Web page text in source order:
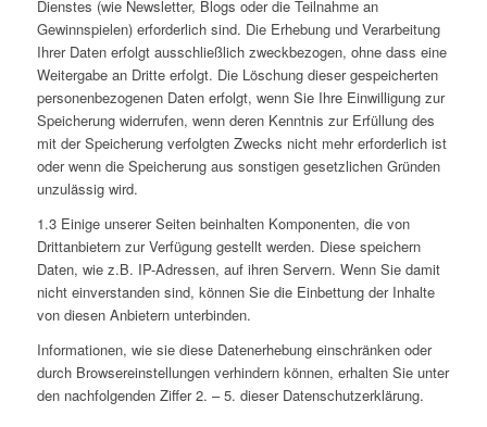
Dienstes (wie Newsletter, Blogs oder die Teilnahme an
Gewinnspielen) erforderlich sind. Die Erhebung und Verarbeitung
Ihrer Daten erfolgt ausschließlich zweckbezogen, ohne dass eine
Weitergabe an Dritte erfolgt. Die Löschung dieser gespeicherten
personenbezogenen Daten erfolgt, wenn Sie Ihre Einwilligung zur
Speicherung widerrufen, wenn deren Kenntnis zur Erfüllung des
mit der Speicherung verfolgten Zwecks nicht mehr erforderlich ist
oder wenn die Speicherung aus sonstigen gesetzlichen Gründen
unzulässig wird.
1.3 Einige unserer Seiten beinhalten Komponenten, die von
Drittanbietern zur Verfügung gestellt werden. Diese speichern
Daten, wie z.B. IP-Adressen, auf ihren Servern. Wenn Sie damit
nicht einverstanden sind, können Sie die Einbettung der Inhalte
von diesen Anbietern unterbinden.
Informationen, wie sie diese Datenerhebung einschränken oder
durch Browsereinstellungen verhindern können, erhalten Sie unter
den nachfolgenden Ziffer 2. – 5. dieser Datenschutzerklärung.